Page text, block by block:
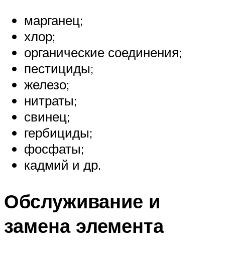
марганец;
хлор;
органические соединения;
пестициды;
железо;
нитраты;
свинец;
гербициды;
фосфаты;
кадмий и др.
Обслуживание и
замена элемента